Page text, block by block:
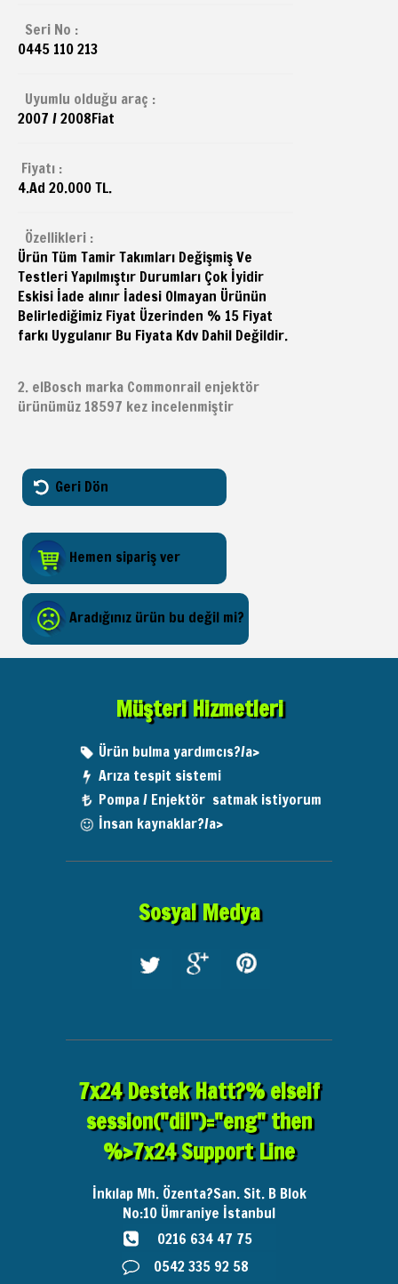
Seri No :
0445 110 213
Uyumlu olduğu araç :
2007 / 2008Fiat
Fiyatı :
4.Ad 20.000 TL.
Özellikleri :
Ürün Tüm Tamir Takımları Değişmiş Ve
Testleri Yapılmıştır Durumları Çok İyidir
Eskisi İade alınır İadesi Olmayan Ürünün
Belirlediğimiz Fiyat Üzerinden % 15 Fiyat
farkı Uygulanır Bu Fiyata Kdv Dahil Değildir.
2. elBosch marka Commonrail enjektör
ürünümüz 18597 kez incelenmiştir
Geri Dön
Hemen sipariş ver
Aradığınız ürün bu değil mi?
Müşteri Hizmetleri
Ürün bulma yardımcıs?/a>
Arıza tespit sistemi
Pompa / Enjektör satmak istiyorum
İnsan kaynaklar?/a>
Sosyal Medya
7x24 Destek Hatt?% elseif
session("dil")="eng" then
%>7x24 Support Line
İnkılap Mh. Özenta?San. Sit. B Blok
No:10 Ümraniye İstanbul
0216 634 47 75
0542 335 92 58